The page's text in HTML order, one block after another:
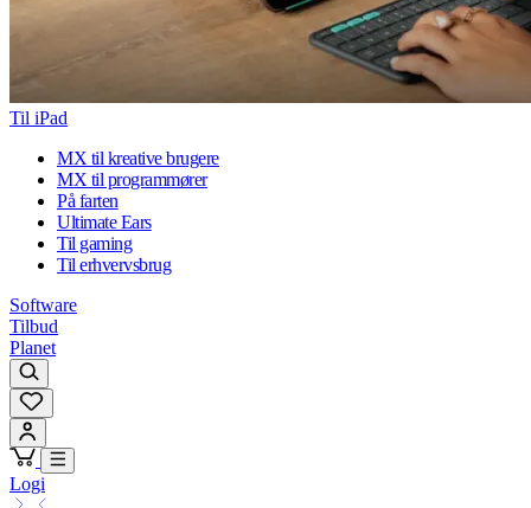
Til iPad
MX til kreative brugere
MX til programmører
På farten
Ultimate Ears
Til gaming
Til erhvervsbrug
Software
Tilbud
Planet
Logi